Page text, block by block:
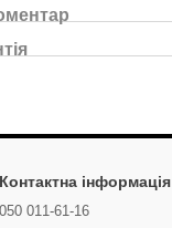
Контактна інформація
050 011-61-16